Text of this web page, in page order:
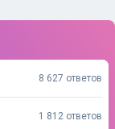
8 627 ответов
1 812 ответов